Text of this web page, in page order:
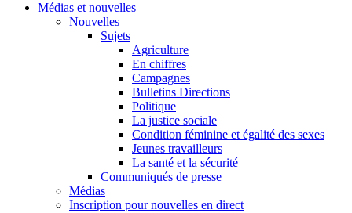
Médias et nouvelles
Nouvelles
Sujets
Agriculture
En chiffres
Campagnes
Bulletins Directions
Politique
La justice sociale
Condition féminine et égalité des sexes
Jeunes travailleurs
La santé et la sécurité
Communiqués de presse
Médias
Inscription pour nouvelles en direct